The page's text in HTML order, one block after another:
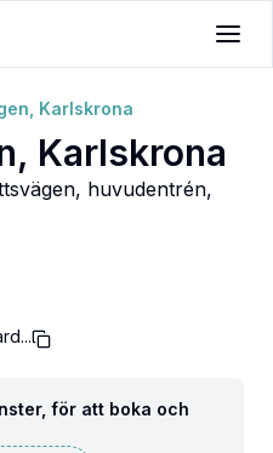
Karlskrona
Karlskrona
huvudentrén,
för att boka och